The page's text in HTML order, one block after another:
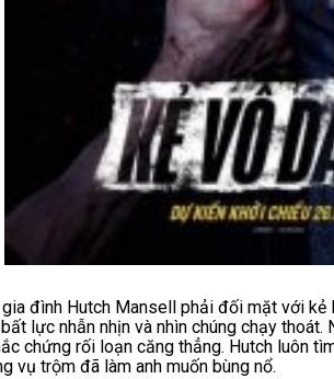
gia đình Hutch Mansell phải đối mặt với
lực nhẫn nhịn và nhìn chúng chạy
chứng rối loạn căng thẳng. Hutch luôn
vụ trộm đã làm anh muốn bùng nổ.